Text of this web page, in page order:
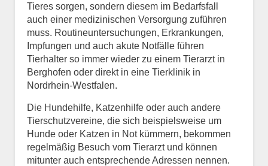
Tieres sorgen, sondern diesem im Bedarfsfall
auch einer medizinischen Versorgung zuführen
muss. Routineuntersuchungen, Erkrankungen,
Impfungen und auch akute Notfälle führen
Tierhalter so immer wieder zu einem Tierarzt in
Berghofen oder direkt in eine Tierklinik in
Nordrhein-Westfalen.
Die Hundehilfe, Katzenhilfe oder auch andere
Tierschutzvereine, die sich beispielsweise um
Hunde oder Katzen in Not kümmern, bekommen
regelmäßig Besuch vom Tierarzt und können
mitunter auch entsprechende Adressen nennen.